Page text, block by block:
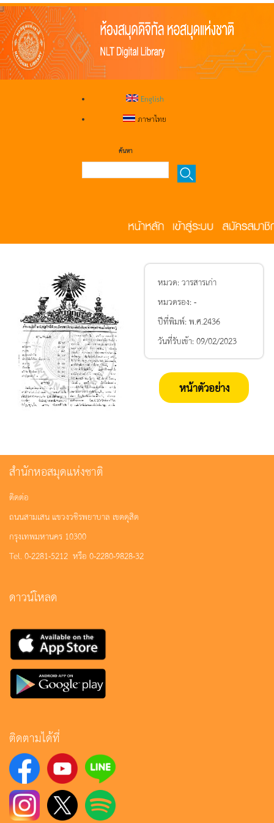
English
ภาษาไทย
ค้นหา
หมวด:วารสารเก่า
หมวดรอง:-
ปีที่พิมพ์:พ.ศ.2436
วันที่รับเข้า:09/02/2023
หน้าตัวอย่าง
สำนักหอสมุดแห่งชาติ
ติดต่อ
ถนนสามเสน แขวงวชิรพยาบาล เขตดุสิต
กรุงเทพมหานคร 10300
Tel. 0-2281-5212 หรือ 0-2280-9828-32
ดาวน์โหลด
ติดตามได้ที่